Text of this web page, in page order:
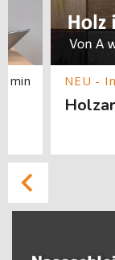
min
[Cocoon] About